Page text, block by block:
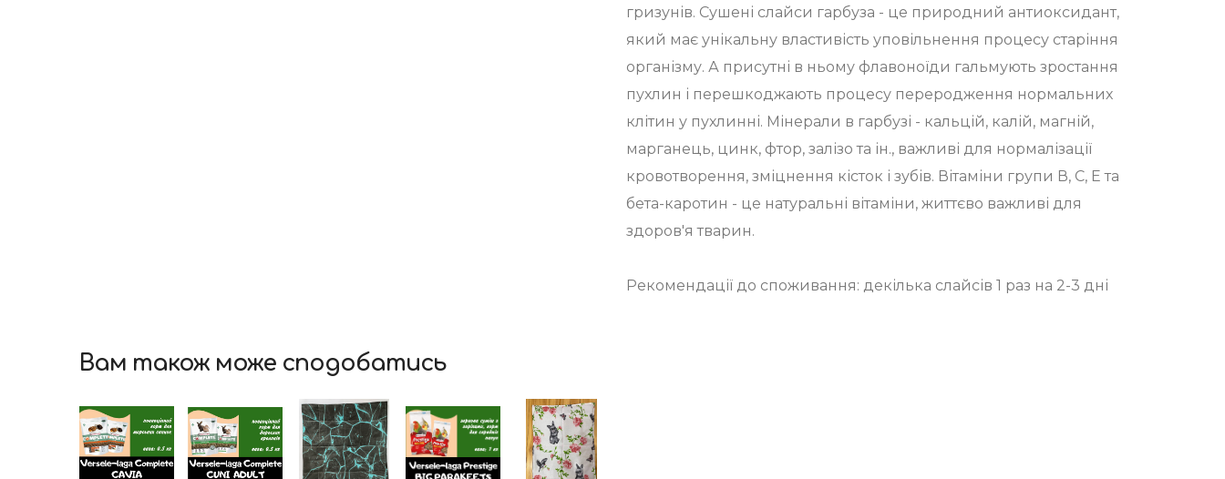
гризунів. Сушені слайси гарбуза - це природний антиоксидант,
який має унікальну властивість уповільнення процесу старіння
організму. А присутні в ньому флавоноїди гальмують зростання
пухлин і перешкоджають процесу переродження нормальних
клітин у пухлинні. Мінерали в гарбузі - кальцій, калій, магній,
марганець, цинк, фтор, залізо та ін., важливі для нормалізації
кровотворення, зміцнення кісток і зубів. Вітаміни групи В, С, Е та
бета-каротин - це натуральні вітаміни, життєво важливі для
здоров'я тварин.
Рекомендації до споживання: декілька слайсів 1 раз на 2-3 дні
Вам також може сподобатись